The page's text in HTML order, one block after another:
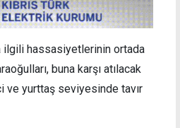
ilgili hassasiyetlerinin ortada
buna karşı atılacak
ve yurttaş seviyesinde tavır